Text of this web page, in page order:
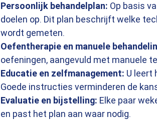
Persoonlijk behandelplan: Op basis
doelen op. Dit plan beschrijft welke
wordt gemeten.
Oefentherapie en manuele
oefeningen, aangevuld met manuele
Educatie en zelfmanagement: U leert
Goede instructies verminderen de
Evaluatie en bijstelling: Elke paar
en past het plan aan waar nodig.